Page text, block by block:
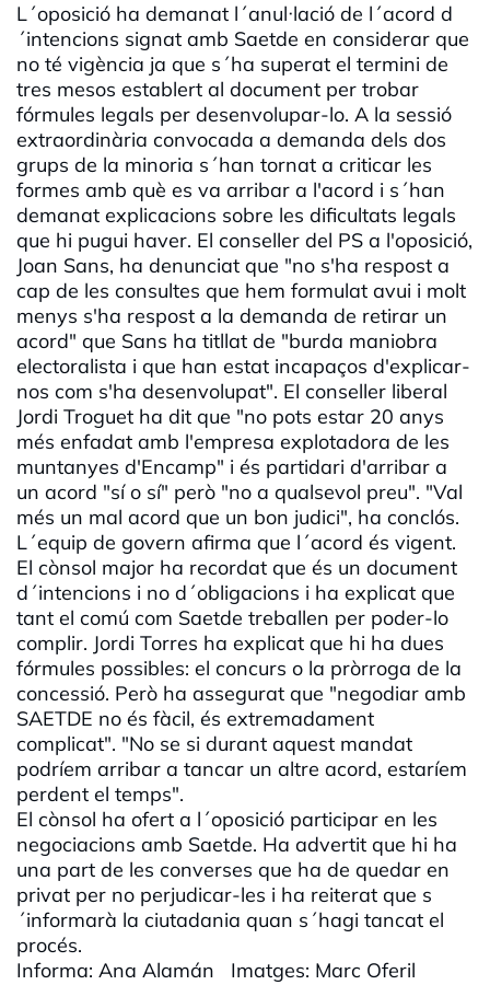
L´oposició ha demanat l´anul·lació de l´acord d
´intencions signat amb Saetde en considerar que
no té vigència ja que s´ha superat el termini de
tres mesos establert al document per trobar
fórmules legals per desenvolupar-lo. A la sessió
extraordinària convocada a demanda dels dos
grups de la minoria s´han tornat a criticar les
formes amb què es va arribar a l'acord i s´han
demanat explicacions sobre les dificultats legals
que hi pugui haver. El conseller del PS a l'oposició,
Joan Sans, ha denunciat que "no s'ha respost a
cap de les consultes que hem formulat avui i molt
menys s'ha respost a la demanda de retirar un
acord" que Sans ha titllat de "burda maniobra
electoralista i que han estat incapaços d'explicar-
nos com s'ha desenvolupat". El conseller liberal
Jordi Troguet ha dit que "no pots estar 20 anys
més enfadat amb l'empresa explotadora de les
muntanyes d'Encamp" i és partidari d'arribar a
un acord "sí o sí" però "no a qualsevol preu". "Val
més un mal acord que un bon judici", ha conclós.
L´equip de govern afirma que l´acord és vigent.
El cònsol major ha recordat que és un document
d´intencions i no d´obligacions i ha explicat que
tant el comú com Saetde treballen per poder-lo
complir. Jordi Torres ha explicat que hi ha dues
fórmules possibles: el concurs o la pròrroga de la
concessió. Però ha assegurat que "negodiar amb
SAETDE no és fàcil, és extremadament
complicat". "No se si durant aquest mandat
podríem arribar a tancar un altre acord, estaríem
perdent el temps".
El cònsol ha ofert a l´oposició participar en les
negociacions amb Saetde. Ha advertit que hi ha
una part de les converses que ha de quedar en
privat per no perjudicar-les i ha reiterat que s
´informarà la ciutadania quan s´hagi tancat el
procés.
Informa: Ana Alamán Imatges: Marc Oferil